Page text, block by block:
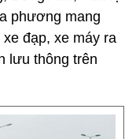
phương mang
đạp, xe máy ra
lưu thông trên